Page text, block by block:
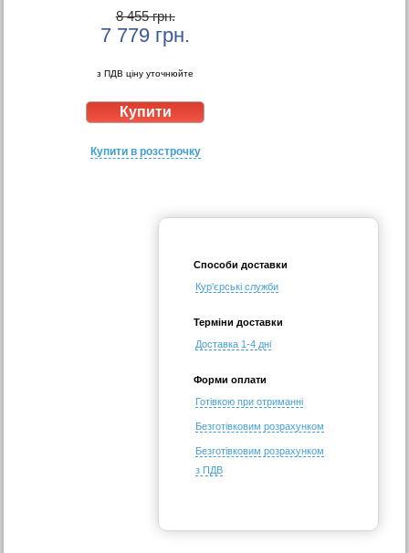
8 455 грн.
7 779 грн.
з ПДВ ціну уточнюйте
Купити в розстрочку
Способи доставки
Кур'єрські служби
Терміни доставки
Доставка 1-4 дні
Форми оплати
Готівкою при отриманні
Безготівковим розрахунком
Безготівковим розрахунком
з ПДВ